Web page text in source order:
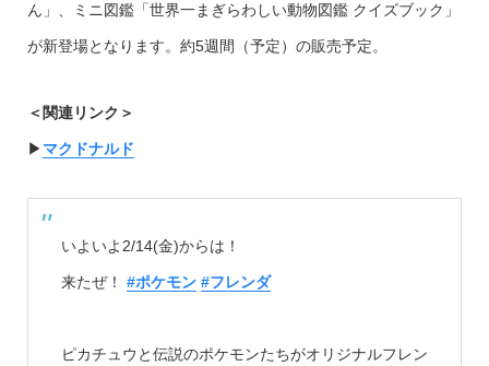
ん」、ミニ図鑑「世界一まぎらわしい動物図鑑 クイズブック」
が新登場となります。約5週間（予定）の販売予定。
＜関連リンク＞
▶︎ マクドナルド
いよいよ2/14(金)からは！
来たぜ！ #ポケモン #フレンダ
ピカチュウと伝説のポケモンたちがオリジナルフレン